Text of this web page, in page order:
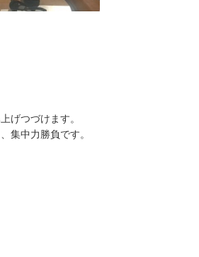
げつづけます。
集中力勝負です。